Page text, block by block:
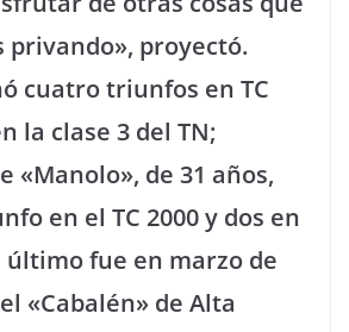
privando», proyectó.
cuatro triunfos en TC
la clase 3 del TN;
«Manolo», de 31 años,
en el TC 2000 y dos en
último fue en marzo de
«Cabalén» de Alta